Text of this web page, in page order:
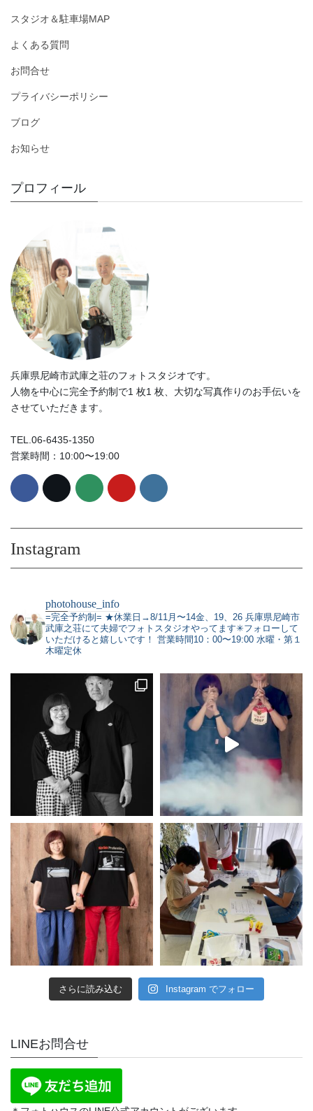
スタジオ＆駐車場MAP
よくある質問
お問合せ
プライバシーポリシー
ブログ
お知らせ
プロフィール
兵庫県尼崎市武庫之荘のフォトスタジオです。
人物を中心に完全予約制で1 枚1 枚、大切な写真作りのお手伝いを
させていただきます。
TEL.06-6435-1350
営業時間：10:00〜19:00
Instagram
photohouse_info
=完全予約制= ★休業日→8/11月〜14金、19、26 兵庫県尼崎市
武庫之荘にて夫婦でフォトスタジオやってます✳︎フォローして
いただけると嬉しいです！ 営業時間10：00〜19:00 水曜・第１
木曜定休
さらに読み込む Instagram でフォロー
LINEお問合せ